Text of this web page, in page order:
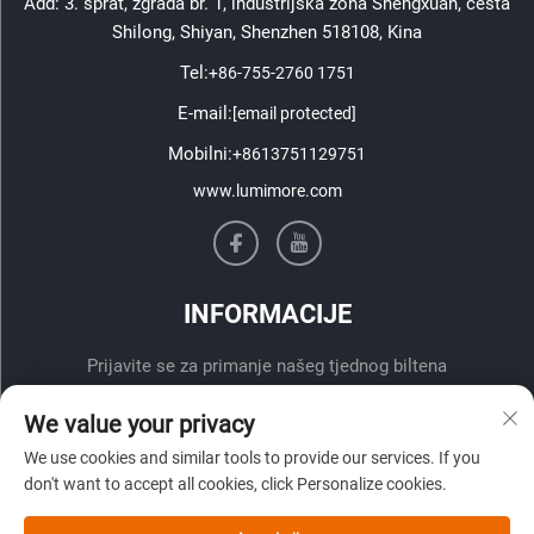
Shilong, Shiyan, Shenzhen 518108, Kina
Tel:+86-755-2760 1751
E-mail:[email protected]
Mobilni:+8613751129751
www.lumimore.com
INFORMACIJE
Prijavite se za primanje našeg tjednog biltena
We value your privacy
We use cookies and similar tools to provide our services. If you
don't want to accept all cookies, click Personalize cookies.